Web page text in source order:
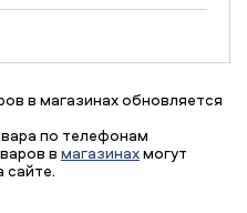
в магазинах обновляется
по телефонам
в магазинахмогут
сайте.